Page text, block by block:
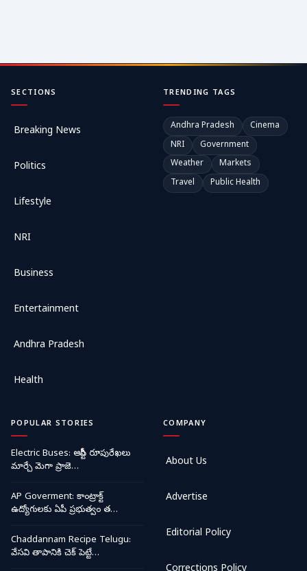
SECTIONS
Breaking News
Politics
Lifestyle
NRI
Business
Entertainment
Andhra Pradesh
Health
TRENDING TAGS
Andhra Pradesh
Cinema
NRI
Government
Weather
Markets
Travel
Public Health
POPULAR STORIES
Electric Buses: ఆర్టీసీ రూపురేఖలు
మార్చే మెగా ప్రాజె…
AP Goverment: కాంట్రాక్ట్
ఉద్యోగులకు ఏపీ ప్రభుత్వం త…
Chaddannam Recipe Telugu:
వేసవి తాపానికి చెక్ పెట్టే…
COMPANY
About Us
Advertise
Editorial Policy